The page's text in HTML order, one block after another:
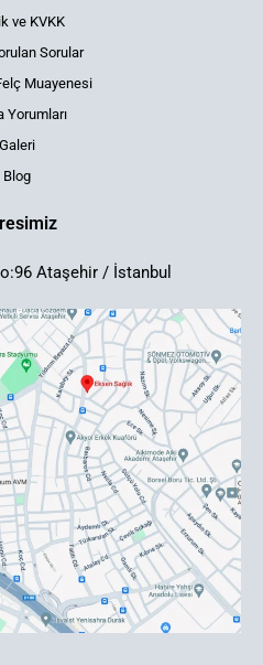
ve KVKK
Sorular
Muayenesi
Yorumları
Galeri
Blog
Ataşehir / İstanbul